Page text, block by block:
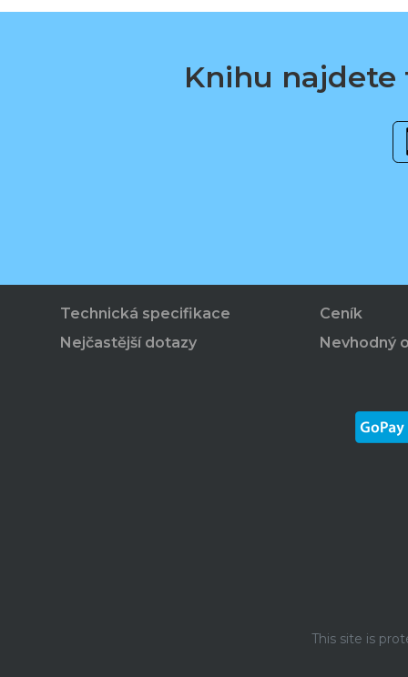
Knihu najdete
Technická specifikace
Nejčastější dotazy
Ceník
Nevhodný
This site is